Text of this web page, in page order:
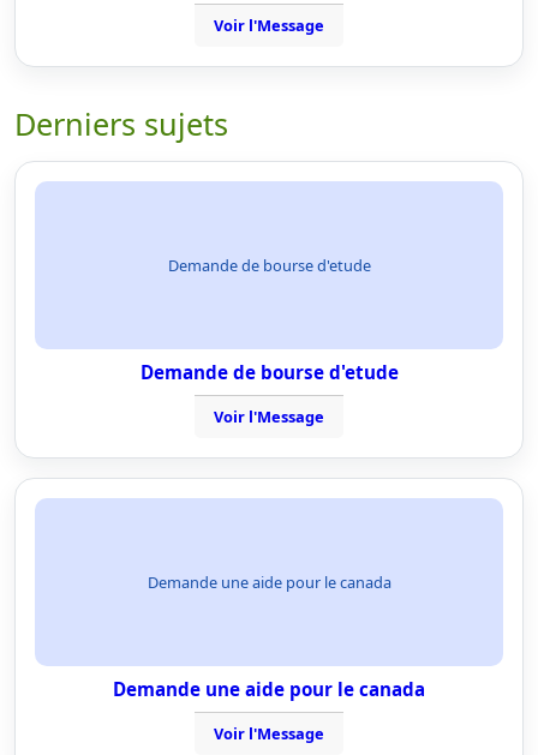
Voir l'Message
Derniers sujets
Demande de bourse d'etude
Demande de bourse d'etude
Voir l'Message
Demande une aide pour le canada
Demande une aide pour le canada
Voir l'Message